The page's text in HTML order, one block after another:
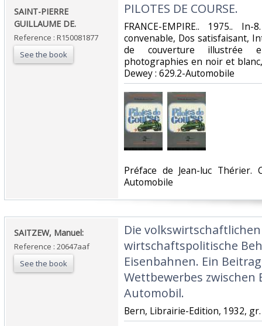
‎SAINT-PIERRE
GUILLAUME DE.‎
Reference : R150081877
See the book
‎PILOTES DE COURSE.‎
‎FRANCE-EMPIRE.. 1975..
convenable, Dos satisfaisant,
de couverture illustrée
photographies en noir et
Dewey : 629.2-Automobile‎
‎Préface de Jean-luc Thérier.
Automobile‎
‎SAITZEW, Manuel:‎
Reference : 20647aaf
See the book
‎Die
wirtschaftspolitische
Eisenbahnen. Ein
Wettbewerbes zwischen
Automobil.‎
‎Bern, Librairie-Edition, 1932, gr.